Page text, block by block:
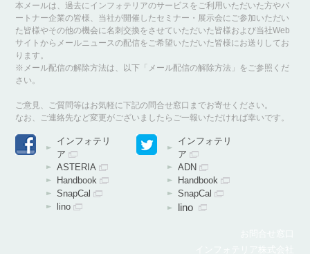
本メールは、過去にインフォテリアのサービスをご利用いただいた方やパ
ートナー企業の皆様、当社が開催したセミナー・展示会にご参加いただい
た皆様やその他の機会に名刺交換をさせていただいた皆様および当社Web
サイトからメールニュースの配信をご希望いただいた皆様にお送りしてお
ります。
※メール配信の解除方法は、以下「メール配信の解除方法」をご参照くだ
さい。
ご意見、ご質問等はお気軽に下記の問合せ窓口までお寄せください。
なお、ご連絡先など変更がございましたらご一報いただければ幸いです。
インフォテリ
ア
ASTERIA
Handbook
SnapCal
lino
インフォテリ
ア
ADN
Handbook
SnapCal
lino